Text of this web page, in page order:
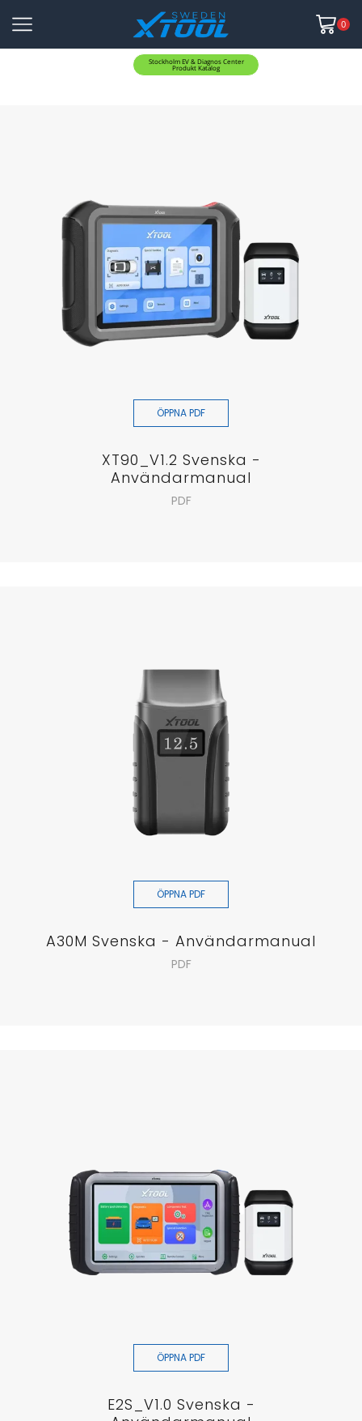
0
Stockholm EV & Diagnos Center
Produkt Katalog
ÖPPNA PDF
XT90_V1.2 Svenska -
Användarmanual
PDF
ÖPPNA PDF
A30M Svenska - Användarmanual
PDF
ÖPPNA PDF
E2S_V1.0 Svenska -